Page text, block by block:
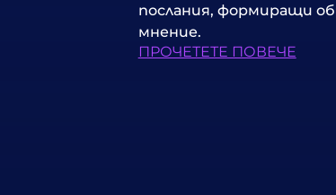
послания, формиращи
мнение.
ПРОЧЕТЕТЕ ПОВЕЧЕ